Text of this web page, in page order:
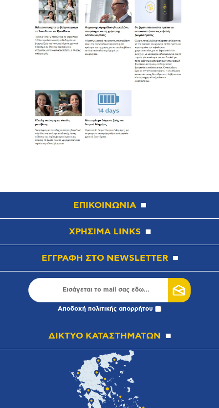
ΕΠΙΚΟΙΝΩΝΙΑ
ΧΡΗΣΙΜΑ LINKS
ΕΓΓΡΑΦΗ ΣΤΟ NEWSLETTER
Αποδοχή πολιτικής απορρήτου
ΔΙΚΤΥΟ ΚΑΤΑΣΤΗΜΑΤΩΝ